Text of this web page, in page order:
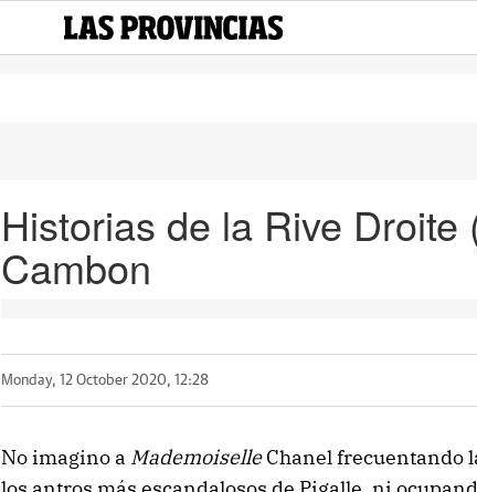
Historias de la Rive Droite
Cambon
Monday, 12 October 2020, 12:28
No imagino a MademoiselleChanel frecuentando